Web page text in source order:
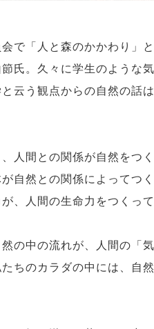
で「人と森のかかわり」
氏。久々に学生のような
云う観点からの自然の話
人間との関係が自然をつ
自然との関係によってつ
、人間の生命力をつくって
の中の流れが、人間の「
ちのカラダの中には、自